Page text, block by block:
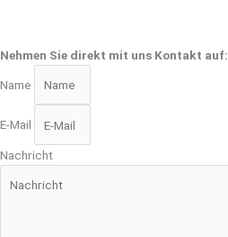
Nehmen Sie direkt mit uns Kontakt auf:
Name
E-Mail
Nachricht